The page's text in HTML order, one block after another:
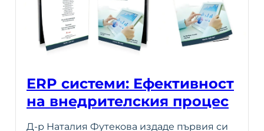
ERP системи: Ефективност
на внедрителския процес
Д-р Наталия Футекова издаде първия си